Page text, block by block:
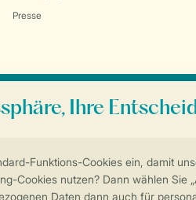
Presse